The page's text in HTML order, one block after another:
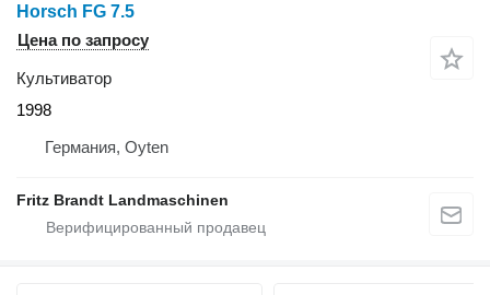
Horsch FG 7.5
Цена по запросу
Культиватор
1998
Германия, Oyten
Fritz Brandt Landmaschinen